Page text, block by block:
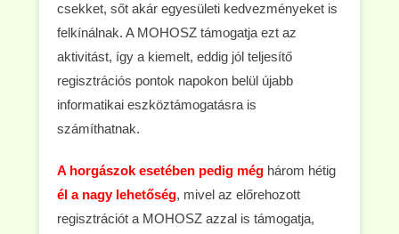
csekket, sőt akár egyesületi kedvezményeket is
felkínálnak. A MOHOSZ támogatja ezt az
aktivitást, így a kiemelt, eddig jól teljesítő
regisztrációs pontok napokon belül újabb
informatikai eszköztámogatásra is
számíthatnak.
A horgászok esetében pedig még három hétig
él a nagy lehetőség, mivel az előrehozott
regisztrációt a MOHOSZ azzal is támogatja,